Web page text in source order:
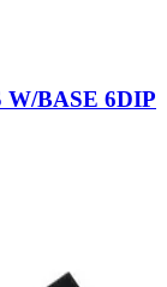
W/BASE 6DIP